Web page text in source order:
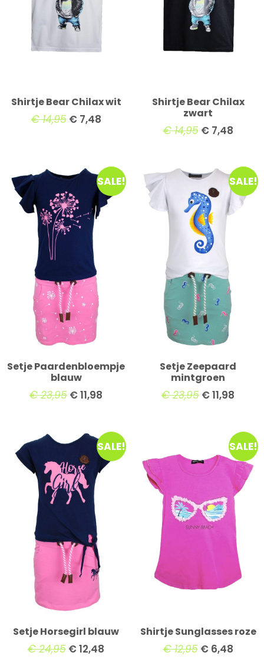
Shirtje Bear Chilax wit
€14,95 €7,48
Shirtje Bear Chilax
zwart
€14,95 €7,48
SALE!
Setje Paardenbloempje
blauw
€23,95 €11,98
SALE!
Setje Zeepaard
mintgroen
€23,95 €11,98
SALE!
Setje Horsegirl blauw
€24,95 €12,48
SALE!
Shirtje Sunglasses roze
€12,95 €6,48